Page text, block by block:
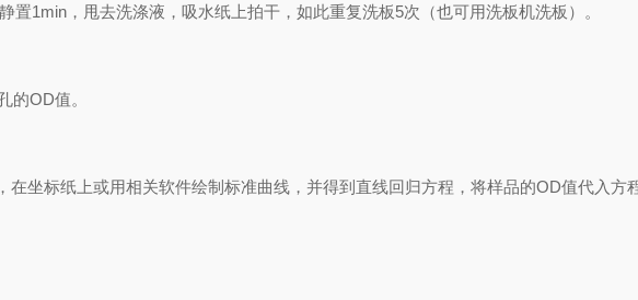
置1min ，甩去洗涤液，吸水纸上拍干，如此重复洗板5次（也可用洗板机洗板）。
的OD值。
在坐标纸上或用相关软件绘制 标准曲线 ，并得到 直线回归方程 ， 将样品的OD值代入方